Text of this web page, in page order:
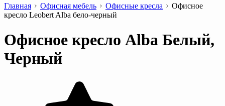
Главная
Офисная мебель Офисные кресла
Офисное
кресло Leobert Alba бело-черный
Офисное кресло Alba Белый,
Черный